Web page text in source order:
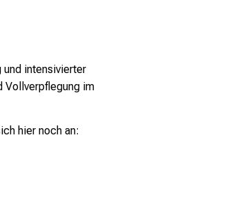
intensivierter
Vollverpflegung im
hier noch an: